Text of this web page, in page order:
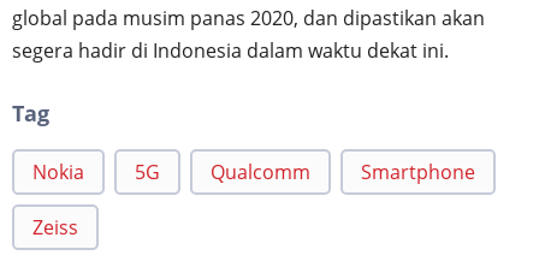
global pada musim panas 2020, dan dipastikan akan
segera hadir di Indonesia dalam waktu dekat ini.
Tag
Nokia 5G Qualcomm Smartphone
Zeiss